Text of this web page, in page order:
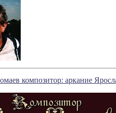
композитор: аркание